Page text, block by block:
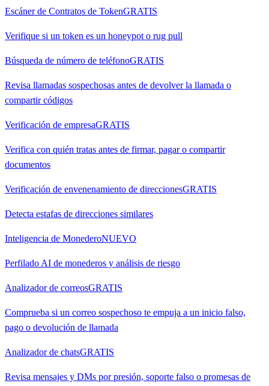
Escáner de Contratos de TokenGRATIS
Verifique si un token es un honeypot o rug pull
Búsqueda de número de teléfonoGRATIS
Revisa llamadas sospechosas antes de devolver la llamada o
compartir códigos
Verificación de empresaGRATIS
Verifica con quién tratas antes de firmar, pagar o compartir
documentos
Verificación de envenenamiento de direccionesGRATIS
Detecta estafas de direcciones similares
Inteligencia de MonederoNUEVO
Perfilado AI de monederos y análisis de riesgo
Analizador de correosGRATIS
Comprueba si un correo sospechoso te empuja a un inicio falso,
pago o devolución de llamada
Analizador de chatsGRATIS
Revisa mensajes y DMs por presión, soporte falso o promesas de